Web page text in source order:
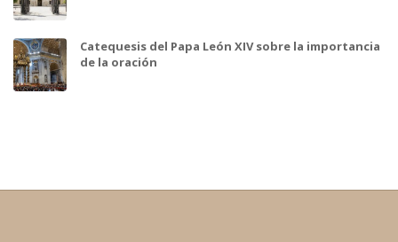
Catequesis del Papa León XIV sobre la importancia
de la oración